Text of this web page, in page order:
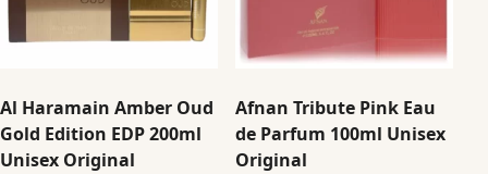
Al Haramain Amber Oud
Gold Edition EDP 200ml
Unisex Original
Afnan Tribute Pink Eau
de Parfum 100ml Unisex
Original